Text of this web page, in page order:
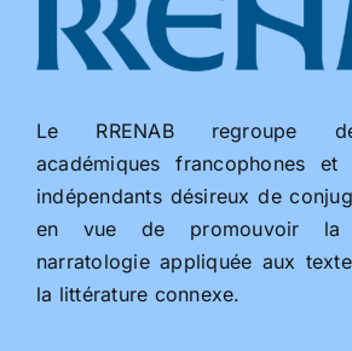
Le RRENAB regroupe
académiques francophones et
indépendants désireux de
en vue de promouvoir la
narratologie appliquée aux
la littérature connexe.